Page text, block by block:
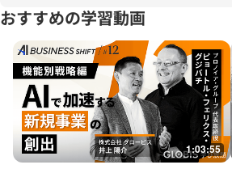
験が後の幅の広さを生み出すことに
ても同様に、全てお膳立てされた道
人の為になるのかという観点で考え
る。
おすすめの学習動画
1:03:55